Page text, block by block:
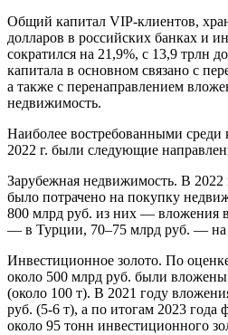
Общий капитал VIP-клиентов,
долларов в российских банках и
сократился на 21,9%, с 13,9 трлн
капитала в основном связано с
а также с перенаправлением
недвижимость.
Наиболее востребованными среди
2022 г. были следующие
Зарубежная недвижимость. В 2022
было потрачено на покупку
800 млрд руб. из них — вложения
— в Турции, 70–75 млрд руб. —
Инвестиционное золото. По
около 500 млрд руб. были
(около 100 т). В 2021 году
руб. (5-6 т), а по итогам 2023 года
около 95 тонн инвестиционного